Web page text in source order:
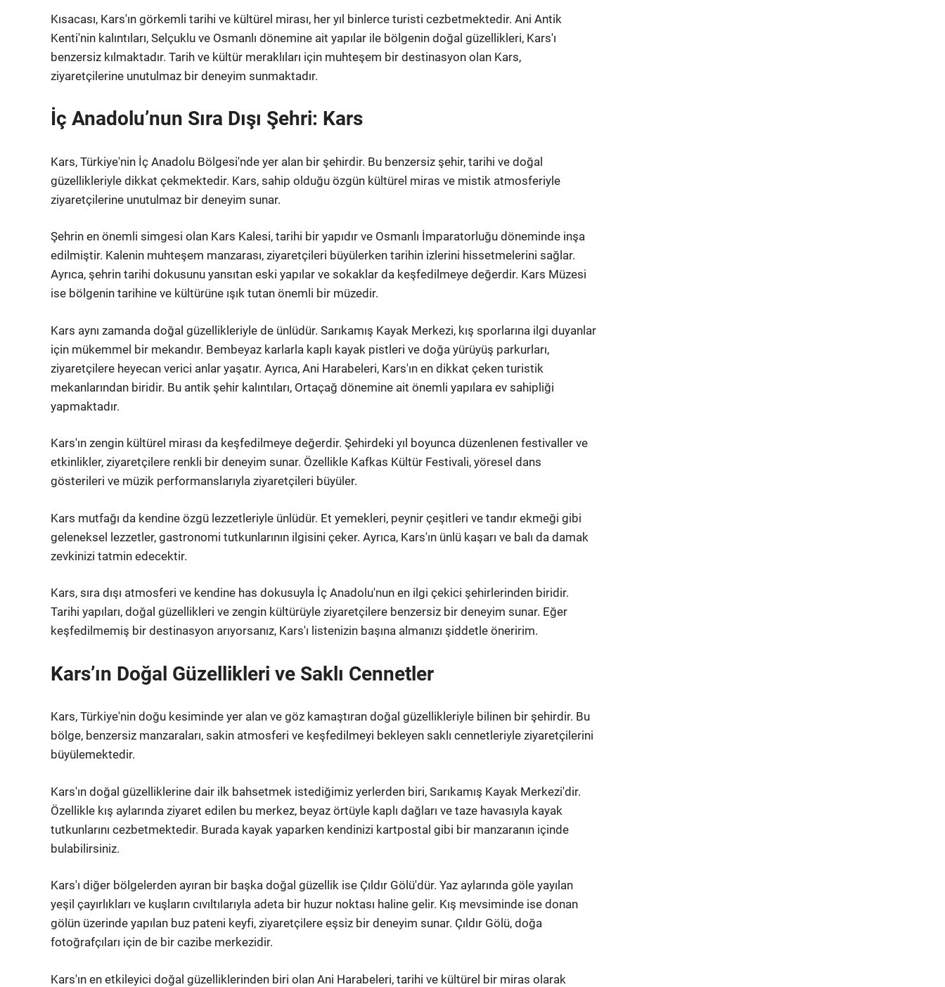
Kısacası, Kars'ın görkemli tarihi ve kültürel mirası, her yıl binlerce turisti cezbetmektedir. Ani Antik
Kenti'nin kalıntıları, Selçuklu ve Osmanlı dönemine ait yapılar ile bölgenin doğal güzellikleri, Kars'ı
benzersiz kılmaktadır. Tarih ve kültür meraklıları için muhteşem bir destinasyon olan Kars,
ziyaretçilerine unutulmaz bir deneyim sunmaktadır.
İç Anadolu’nun Sıra Dışı Şehri: Kars
Kars, Türkiye'nin İç Anadolu Bölgesi'nde yer alan bir şehirdir. Bu benzersiz şehir, tarihi ve doğal
güzellikleriyle dikkat çekmektedir. Kars, sahip olduğu özgün kültürel miras ve mistik atmosferiyle
ziyaretçilerine unutulmaz bir deneyim sunar.
Şehrin en önemli simgesi olan Kars Kalesi, tarihi bir yapıdır ve Osmanlı İmparatorluğu döneminde inşa
edilmiştir. Kalenin muhteşem manzarası, ziyaretçileri büyülerken tarihin izlerini hissetmelerini sağlar.
Ayrıca, şehrin tarihi dokusunu yansıtan eski yapılar ve sokaklar da keşfedilmeye değerdir. Kars Müzesi
ise bölgenin tarihine ve kültürüne ışık tutan önemli bir müzedir.
Kars aynı zamanda doğal güzellikleriyle de ünlüdür. Sarıkamış Kayak Merkezi, kış sporlarına ilgi duyanlar
için mükemmel bir mekandır. Bembeyaz karlarla kaplı kayak pistleri ve doğa yürüyüş parkurları,
ziyaretçilere heyecan verici anlar yaşatır. Ayrıca, Ani Harabeleri, Kars'ın en dikkat çeken turistik
mekanlarından biridir. Bu antik şehir kalıntıları, Ortaçağ dönemine ait önemli yapılara ev sahipliği
yapmaktadır.
Kars'ın zengin kültürel mirası da keşfedilmeye değerdir. Şehirdeki yıl boyunca düzenlenen festivaller ve
etkinlikler, ziyaretçilere renkli bir deneyim sunar. Özellikle Kafkas Kültür Festivali, yöresel dans
gösterileri ve müzik performanslarıyla ziyaretçileri büyüler.
Kars mutfağı da kendine özgü lezzetleriyle ünlüdür. Et yemekleri, peynir çeşitleri ve tandır ekmeği gibi
geleneksel lezzetler, gastronomi tutkunlarının ilgisini çeker. Ayrıca, Kars'ın ünlü kaşarı ve balı da damak
zevkinizi tatmin edecektir.
Kars, sıra dışı atmosferi ve kendine has dokusuyla İç Anadolu'nun en ilgi çekici şehirlerinden biridir.
Tarihi yapıları, doğal güzellikleri ve zengin kültürüyle ziyaretçilere benzersiz bir deneyim sunar. Eğer
keşfedilmemiş bir destinasyon arıyorsanız, Kars'ı listenizin başına almanızı şiddetle öneririm.
Kars’ın Doğal Güzellikleri ve Saklı Cennetler
Kars, Türkiye'nin doğu kesiminde yer alan ve göz kamaştıran doğal güzellikleriyle bilinen bir şehirdir. Bu
bölge, benzersiz manzaraları, sakin atmosferi ve keşfedilmeyi bekleyen saklı cennetleriyle ziyaretçilerini
büyülemektedir.
Kars'ın doğal güzelliklerine dair ilk bahsetmek istediğimiz yerlerden biri, Sarıkamış Kayak Merkezi'dir.
Özellikle kış aylarında ziyaret edilen bu merkez, beyaz örtüyle kaplı dağları ve taze havasıyla kayak
tutkunlarını cezbetmektedir. Burada kayak yaparken kendinizi kartpostal gibi bir manzaranın içinde
bulabilirsiniz.
Kars'ı diğer bölgelerden ayıran bir başka doğal güzellik ise Çıldır Gölü'dür. Yaz aylarında göle yayılan
yeşil çayırlıkları ve kuşların cıvıltılarıyla adeta bir huzur noktası haline gelir. Kış mevsiminde ise donan
gölün üzerinde yapılan buz pateni keyfi, ziyaretçilere eşsiz bir deneyim sunar. Çıldır Gölü, doğa
fotoğrafçıları için de bir cazibe merkezidir.
Kars'ın en etkileyici doğal güzelliklerinden biri olan Ani Harabeleri, tarihi ve kültürel bir miras olarak